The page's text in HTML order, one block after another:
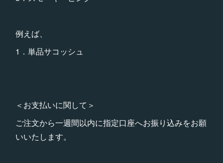
例えば、
1．単品サコッシュ
＜お支払いに関して＞
ご注文から一週間以内に指定口座へお振り込みをお願
いいたします。